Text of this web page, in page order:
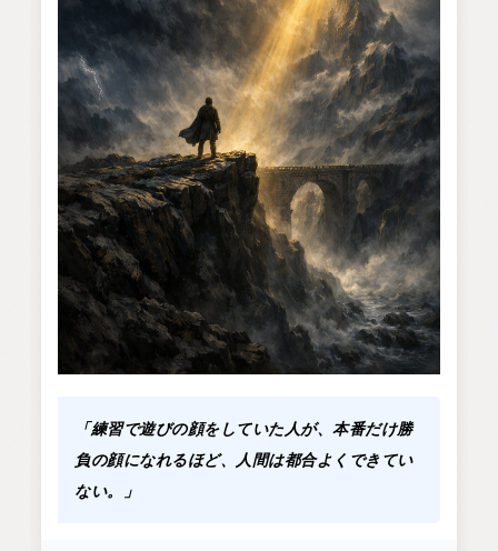
「練習で遊びの顔をしていた人が、本番だけ勝
負の顔になれるほど、人間は都合よくできてい
ない。」